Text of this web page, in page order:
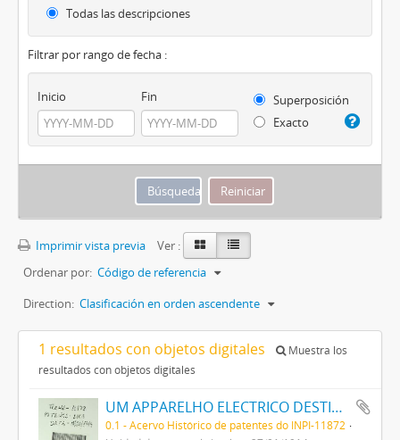
Todas las descripciones
Filtrar por rango de fecha :
Inicio Fin
Superposición
Exacto
Imprimir vista previa
Ver :
Ordenar por: Código de referencia
Direction: Clasificación en orden ascendente
1 resultados con objetos digitales
Muestra los
resultados con objetos digitales
UM APPARELHO ELECTRICO DESTINADO A SERVIR COMO ALVO, DENOMINADO ALVO-BALL, E A RECLAME EM CINEMATOGRAPHOS E ESTABELECIMENTOS DE DIVERSÕES
0.1 - Acervo Histórico de patentes do INPI-11872